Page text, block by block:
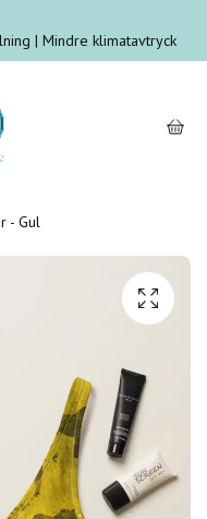
| Mindre klimatavtryck
- Gul